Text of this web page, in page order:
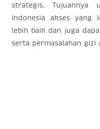
strategis. Tujuannya
Indonesia akses yang
lebih baik dan juga
serta permasalahan gizi